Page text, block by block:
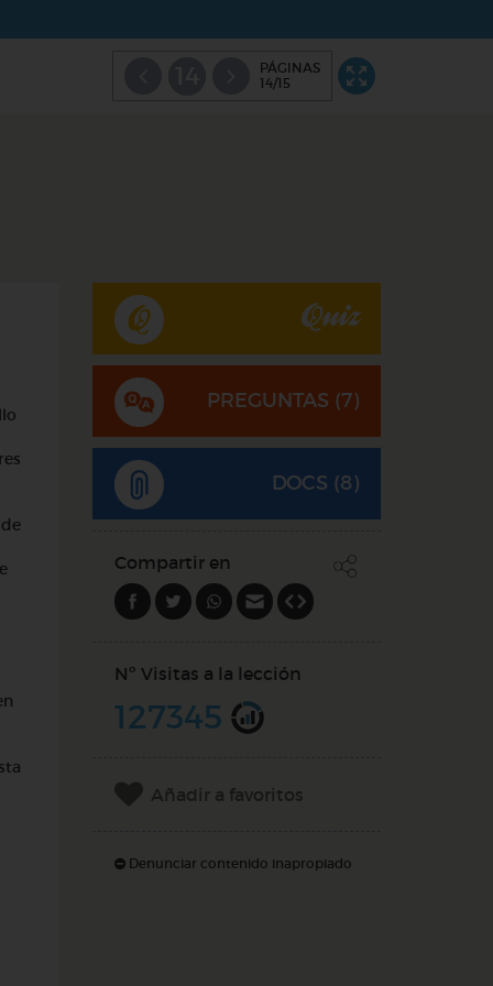
PÁGINAS
14/15
Quiz
PREGUNTAS (7)
DOCS (8)
Compartir en
Nº Visitas a la lección
127345
Añadir a favoritos
Denunciar contenido inapropiado